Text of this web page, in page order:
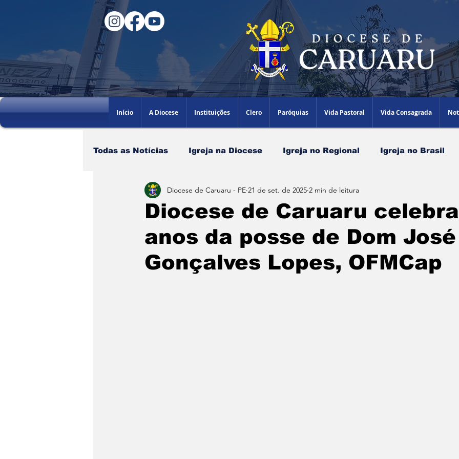
Início A Diocese Instituições Clero Paróquias Vida Pastoral Vida Consagrada
Todas as Notícias Igreja na Diocese Igreja no Regional Igreja no Brasil
Santo do dia 60AGB Papa Leão XIV Agenda Episcopal
Diocese de Caruaru
anos da posse de Dom
Gonçalves Lopes, OFMCap
Diocese de Caruaru - PE 21 de set. de 2025 2 min de leitura